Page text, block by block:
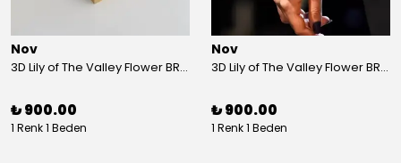
Nov
3D Lily of The Valley Flower BRACELET G
₺ 900.00
1 Renk 1 Beden
Nov
3D Lily of The Valley Flower BRACELET S
₺ 900.00
1 Renk 1 Beden